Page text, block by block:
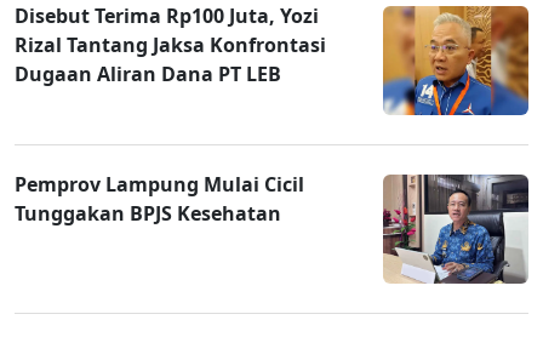
Disebut Terima Rp100 Juta, Yozi
Rizal Tantang Jaksa Konfrontasi
Dugaan Aliran Dana PT LEB
Pemprov Lampung Mulai Cicil
Tunggakan BPJS Kesehatan